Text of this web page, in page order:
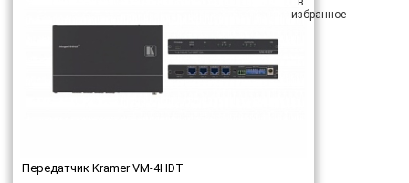
Передатчик Kramer VM-4HDT